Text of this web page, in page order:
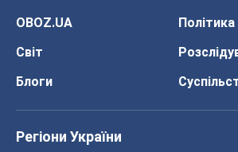
OBOZ.UA
Політика
Світ
Блоги
Регіони України